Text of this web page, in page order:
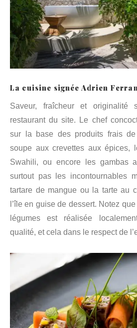
La cuisine signée Adrien
Saveur, fraîcheur et originalité
restaurant du site. Le chef
sur la base des produits frais
soupe aux crevettes aux épices,
Swahili, ou encore les gambas
surtout pas les incontournables
tartare de mangue ou la tarte au
l’île en guise de dessert. Notez
légumes est réalisée
qualité, et cela dans le respect de